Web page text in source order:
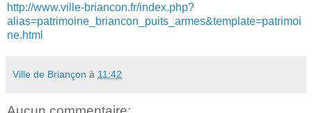
http://www.ville-briancon.fr/index.php?
alias=patrimoine_briancon_puits_armes&template=patrimoi
ne.html
Ville de Briançon à 11:42